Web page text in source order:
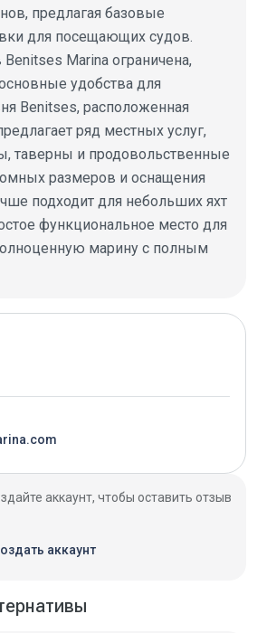
предлагая базовые
для посещающих судов.
Marina ограничена,
удобства для
Benitses, расположенная
ряд местных услуг,
таверны и продовольственные
размеров и оснащения
подходит для небольших яхт
функциональное место для
марину с полным
аккаунт, чтобы оставить отзыв
аккаунт